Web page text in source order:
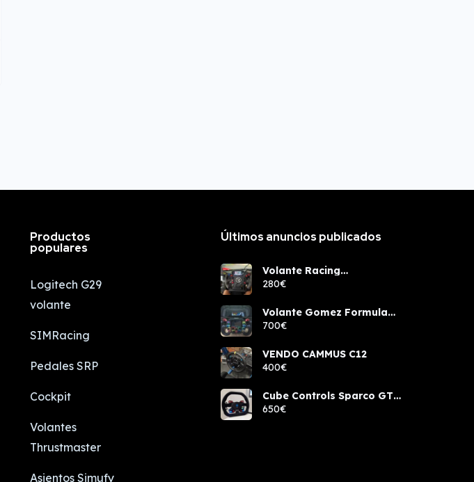
Productos
populares
Logitech G29
volante
SIMRacing
Pedales SRP
Cockpit
Volantes
Thrustmaster
Asientos Simufy
Últimos anuncios publicados
Volante Racing
components rcw sport
280€
Volante Gomez Formula
Pro Elite
700€
VENDO CAMMUS C12
400€
Cube Controls Sparco GT
PRO NUEVO
650€